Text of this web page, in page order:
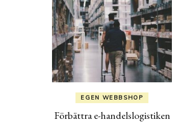
EGEN WEBBSHOP
Förbättra e-handelslogistiken